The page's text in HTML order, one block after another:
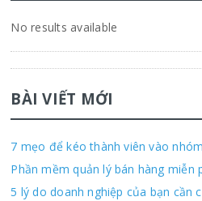
No results available
BÀI VIẾT MỚI
7 mẹo để kéo thành viên vào
Phần mềm quản lý bán hàng miễn
5 lý do doanh nghiệp của bạn cần